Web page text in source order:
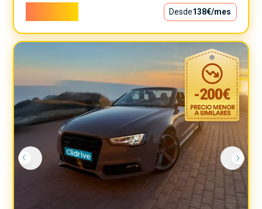
Desde138€/mes
-200€